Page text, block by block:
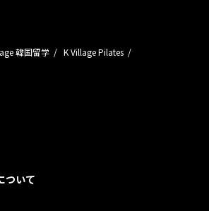
韓国留学
K Village Pilates
ついて